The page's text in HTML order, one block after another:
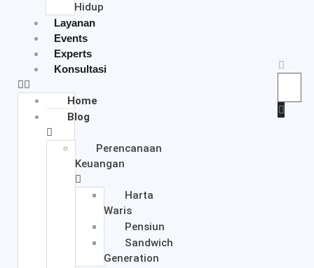
Hidup
Layanan
Events
Experts
Konsultasi
Home
Blog
Perencanaan
Keuangan
Harta
Waris
Pensiun
Sandwich
Generation